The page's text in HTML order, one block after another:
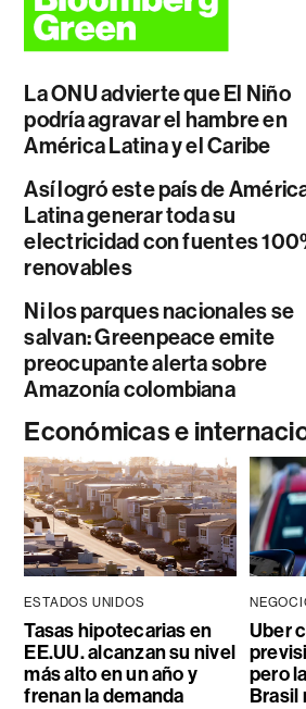
La ONU advierte que El Niño
podría agravar el hambre en
América Latina y el Caribe
Así logró este país de
Latina generar toda su
electricidad con fuentes
renovables
Ni los parques nacionales se
salvan: Greenpeace emite
preocupante alerta sobre
Amazonía colombiana
Económicas e
ESTADOS UNIDOS
Tasas hipotecarias en
EE.UU. alcanzan su nivel
más alto en un año y
frenan la demanda
Uber
pero
Brasil